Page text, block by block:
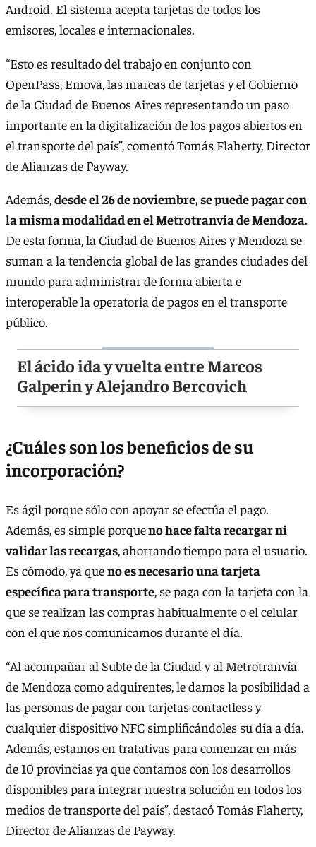
Android. El sistema acepta tarjetas de todos los
emisores, locales e internacionales.
“Esto es resultado del trabajo en conjunto con
OpenPass, Emova, las marcas de tarjetas y el Gobierno
de la Ciudad de Buenos Aires representando un paso
importante en la digitalización de los pagos abiertos en
el transporte del país”, comentó Tomás Flaherty, Director
de Alianzas de Payway.
Además,desde el 26 de noviembre, se puede pagar con
la misma modalidad en el Metrotranvía de Mendoza.
De esta forma, la Ciudad de Buenos Aires y Mendoza se
suman a la tendencia global de las grandes ciudades del
mundo para administrar de forma abierta e
interoperable la operatoria de pagos en el transporte
público.
El ácido ida y vuelta entre Marcos
Galperin y Alejandro Bercovich
¿Cuáles son los beneficios de su
incorporación?
Es ágil porque sólo con apoyar se efectúa el pago.
Además, es simple porqueno hace falta recargar ni
validar las recargas, ahorrando tiempo para el usuario.
Es cómodo, ya queno es necesario una tarjeta
específica para transporte, se paga con la tarjeta con la
que se realizan las compras habitualmente o el celular
con el que nos comunicamos durante el día.
“Al acompañar al Subte de la Ciudad y al Metrotranvía
de Mendoza como adquirentes, le damos la posibilidad a
las personas de pagar con tarjetas contactless y
cualquier dispositivo NFC simplificándoles su día a día.
Además, estamos en tratativas para comenzar en más
de 10 provincias ya que contamos con los desarrollos
disponibles para integrar nuestra solución en todos los
medios de transporte del país”, destacó Tomás Flaherty,
Director de Alianzas de Payway.